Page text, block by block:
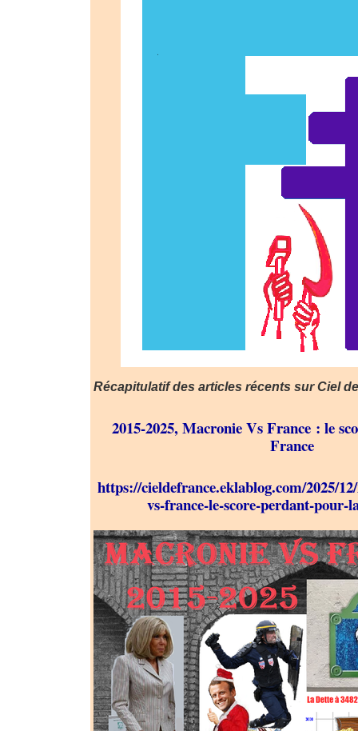
Récapitulatif des articles récents sur Ciel
2015-2025, Macronie Vs France : le
France
https://cieldefrance.eklablog.com/2025/
vs-france-le-score-perdant-pour-